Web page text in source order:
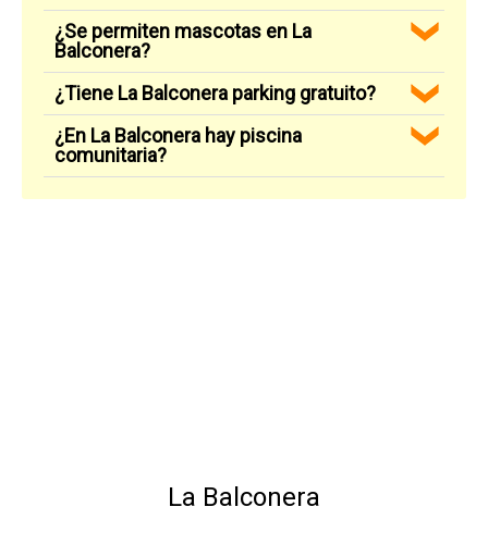
¿Se permiten mascotas en La
Balconera?
¿Tiene La Balconera parking gratuito?
¿En La Balconera hay piscina
comunitaria?
La Balconera